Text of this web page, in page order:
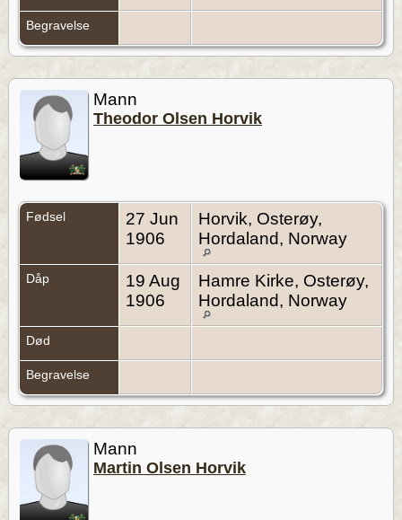
Begravelse
Mann
Theodor Olsen Horvik
Fødsel
27 Jun
1906
Horvik, Osterøy,
Hordaland, Norway
Dåp
19 Aug
1906
Hamre Kirke, Osterøy,
Hordaland, Norway
Død
Begravelse
Mann
Martin Olsen Horvik